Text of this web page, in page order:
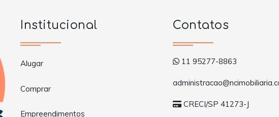
Institucional
Alugar
Comprar
Empreendimentos
Contatos
11 95277-8863
CRECI/SP 41273-J